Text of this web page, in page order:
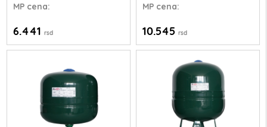
MP cena:
6.441rsd
MPcena:
10.545 rsd